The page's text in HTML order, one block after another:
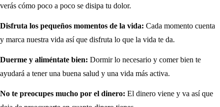
verás cómo poco a poco se disipa tu dolor.
Disfruta los pequeños momentos de la vida: Cada momento cuenta
y marca nuestra vida así que disfruta lo que la vida te da.
Duerme y aliméntate bien: Dormir lo necesario y comer bien te
ayudará a tener una buena salud y una vida más activa.
No te preocupes mucho por el dinero: El dinero viene y va así que